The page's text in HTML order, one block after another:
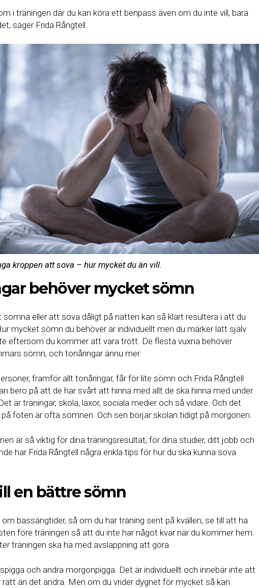
i träningen där du kan köra ett benpass även om du inte vill, bara
säger Frida Rångtell.
kroppen att sova – hur mycket du än vill.
behöver mycket sömn
eller att sova dåligt på natten kan så klart resultera i att du
mycket sömn du behöver är individuellt men du märker lätt själv
eftersom du kommer att vara trött. De flesta vuxna behöver
sömn, och tonåringar ännu mer.
framför allt tonåringar, får för lite sömn och Frida Rångtell
bero på att de har svårt att hinna med allt de ska hinna med under
är träningar, skola, läxor, sociala medier och så vidare. Och det
foten är ofta sömnen. Och sen börjar skolan tidigt på morgonen.
är så viktig för dina träningsresultat, för dina studier, ditt jobb och
har Frida Rångtell några enkla tips för hur du ska kunna sova
en bättre sömn
bassängtider, så om du har träning sent på kvällen, se till att ha
före träningen så att du inte har något kvar när du kommer hem.
träningen ska ha med avslappning att göra.
och andra morgonpigga. Det är individuellt och innebär inte att
rätt än det andra. Men om du vrider dygnet för mycket så kan